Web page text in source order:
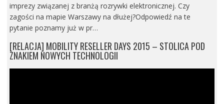
imprezy związanej z branżą rozrywki elektronicznej. Czy
zagości na mapie Warszawy na dłużej?Odpowiedź na te
pytanie poznamy już w pr…
[RELACJA] MOBILITY RESELLER DAYS 2015 – STOLICA POD
ZNAKIEM NOWYCH TECHNOLOGII